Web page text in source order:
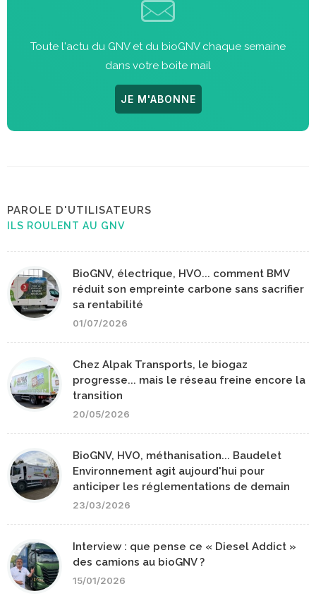
Toute l'actu du GNV et du bioGNV chaque semaine
dans votre boite mail
JE M'ABONNE
PAROLE D'UTILISATEURS
ILS ROULENT AU GNV
BioGNV, électrique, HVO... comment BMV
réduit son empreinte carbone sans sacrifier
sa rentabilité
01/07/2026
Chez Alpak Transports, le biogaz
progresse... mais le réseau freine encore la
transition
20/05/2026
BioGNV, HVO, méthanisation... Baudelet
Environnement agit aujourd'hui pour
anticiper les réglementations de demain
23/03/2026
Interview : que pense ce « Diesel Addict »
des camions au bioGNV ?
15/01/2026